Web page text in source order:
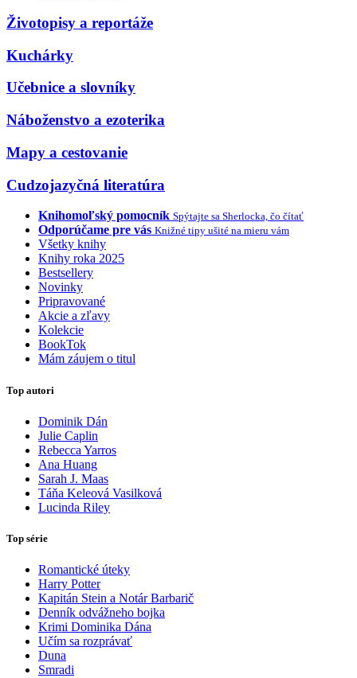
Životopisy a reportáže
Kuchárky
Učebnice a slovníky
Náboženstvo a ezoterika
Mapy a cestovanie
Cudzojazyčná literatúra
Knihomoľský pomocník Spýtajte sa Sherlocka, čo čítať
Odporúčame pre vás Knižné tipy ušité na mieru vám
Všetky knihy
Knihy roka 2025
Bestsellery
Novinky
Pripravované
Akcie a zľavy
Kolekcie
BookTok
Mám záujem o titul
Top autori
Dominik Dán
Julie Caplin
Rebecca Yarros
Ana Huang
Sarah J. Maas
Táňa Keleová Vasilková
Lucinda Riley
Top série
Romantické úteky
Harry Potter
Kapitán Stein a Notár Barbarič
Denník odvážneho bojka
Krimi Dominika Dána
Učím sa rozprávať
Duna
Smradi